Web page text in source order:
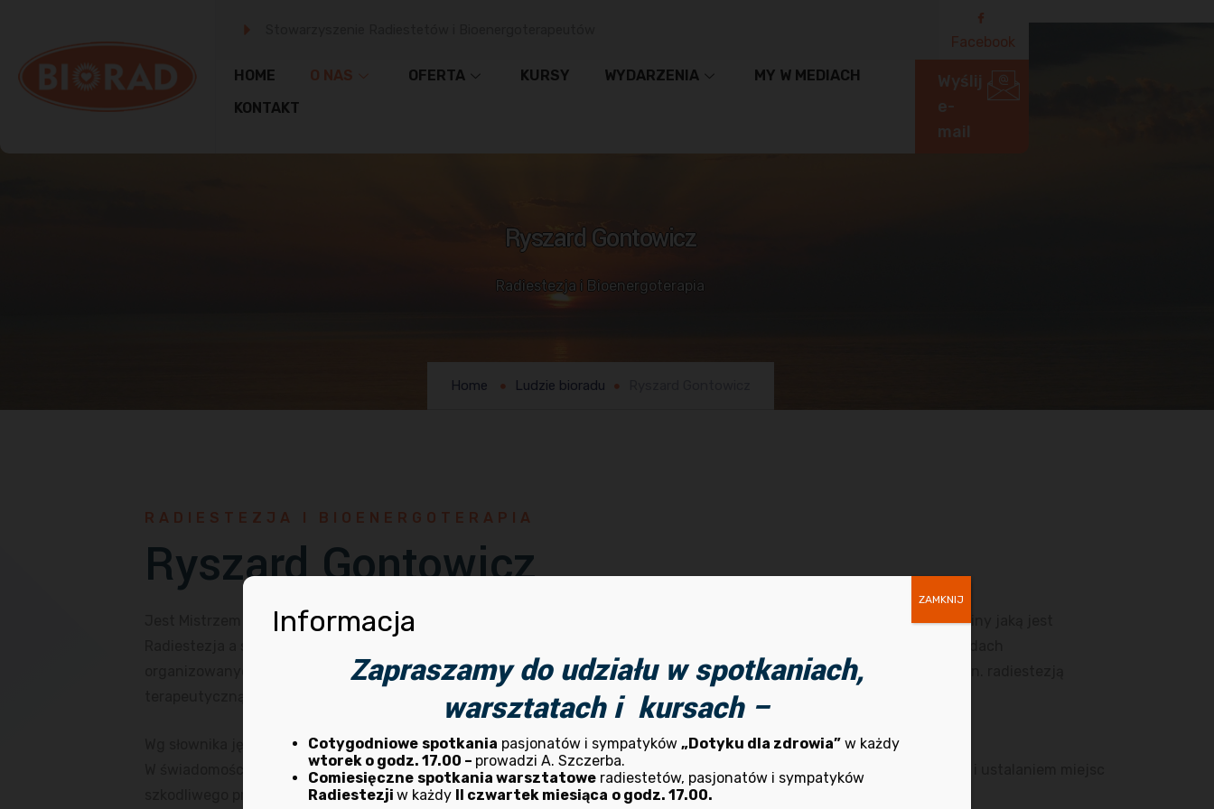
Facebook
HOME
O NAS OFERTA KURSY WYDARZENIA
MY W MEDIACH
KONTAKT
Wyślij
e-
mail
Ryszard Gontowicz
Radiestezja i Bioenergoterapia
Home Ludzie bioradu
RADIESTEZJA I BIOENERGOTERAPIA
Ryszard Gontowicz
Jest Mistrzem Radiestezji od listopada 2006 r. Przez cały ten czas czynnie praktykuje i zgłębia tajniki tej szerokiej dziedziny jaką jest
organizowanych przez Stowarzyszenie Biorad. Od września 2007 r. jest także Mistrzem Bioenergoterapii i zajmuje się m. in. radiestezją
Wg słownika języka polskiego Radiestezja jest nauką zajmującą się emisją jonów przez substancje nie radioaktywne.
W świadomości większości społeczeństwa termin ten kojarzy się najczęściej z poszukiwaniem podziemnych cieków wody i ustalaniem miejsc
szkodliwego promieniowania aby ich unikać. To duże uproszczenie.
Informacja
Zapraszamy do udziału w spotkaniach,
warsztatach i kursach –
Cotygodniowe spotkania pasjonatów i sympatyków „Dotyku dla zdrowia”w każdy
wtorek o godz. 17.00 – prowadzi A. Szczerba.
Comiesięczne spotkania warsztatoweradiestetów, pasjonatów i sympatyków
Radiestezji w każdy II czwartek miesiąca o godz. 17.00.
ZAMKNIJ